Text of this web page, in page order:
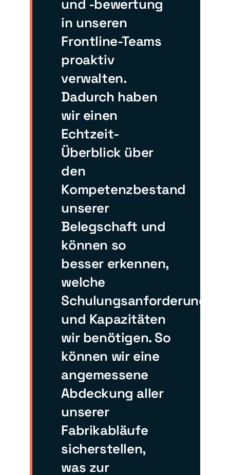
und -bewertung
in unseren
Frontline-Teams
proaktiv
verwalten.
Dadurch haben
wir einen
Echtzeit-
Überblick über
den
Kompetenzbestand
unserer
Belegschaft und
können so
besser erkennen,
welche
Schulungsanforderungen
und Kapazitäten
wir benötigen. So
können wir eine
angemessene
Abdeckung aller
unserer
Fabrikabläufe
sicherstellen,
was zur